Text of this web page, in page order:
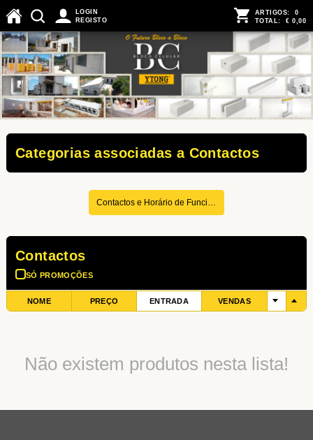
LOGIN
REGISTO
ARTIGOS: 0
TOTAL: € 0,00
Menu Produtos
Categorias associadas a Contactos
Contactos e Horário de Funcionamento
Contactos
SÓ PROMOÇÕES
NOME PREÇO ENTRADA VENDAS
Não existem produtos nesta lista!